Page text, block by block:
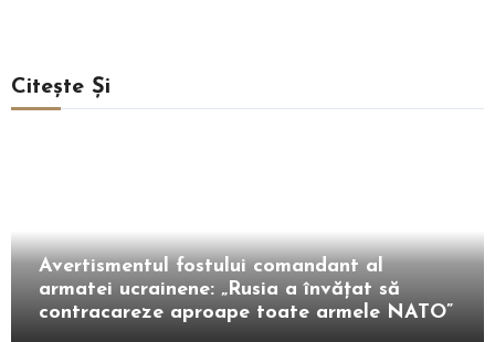
Citește Și
Avertismentul fostului comandant al
armatei ucrainene: „Rusia a învățat să
contracareze aproape toate armele NATO”